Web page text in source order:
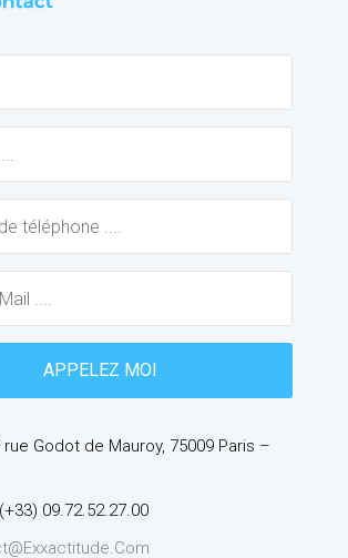
Godot de Mauroy, 75009 Paris –
09.72.52.27.00